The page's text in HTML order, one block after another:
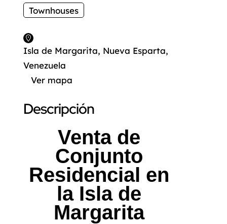
Townhouses
Isla de Margarita, Nueva Esparta,
Venezuela
Ver mapa
Descripción
Venta de
Conjunto
Residencial en
la Isla de
Margarita